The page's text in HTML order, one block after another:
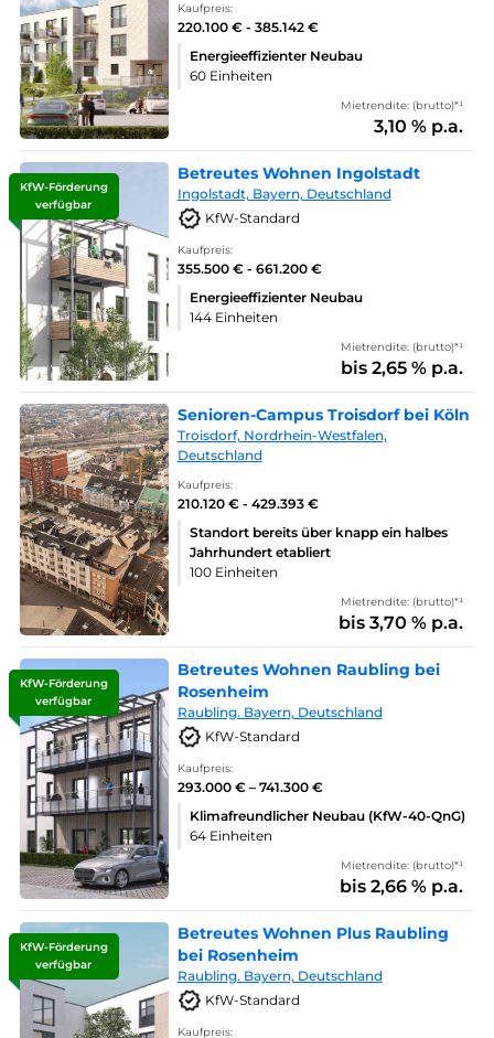
Kaufpreis:
220.100 € - 385.142 €
Energieeffizienter Neubau
60 Einheiten
Mietrendite: (brutto)*¹
3,10 % p.a.
KfW-Förderung
verfügbar
Betreutes Wohnen Ingolstadt
Ingolstadt, Bayern, Deutschland
KfW-Standard
Kaufpreis:
355.500 € - 661.200 €
Energieeffizienter Neubau
144 Einheiten
Mietrendite: (brutto)*¹
bis 2,65 % p.a.
Senioren-Campus Troisdorf bei Köln
Troisdorf, Nordrhein-Westfalen,
Deutschland
Kaufpreis:
210.120 € - 429.393 €
Standort bereits über knapp ein halbes
Jahrhundert etabliert
100 Einheiten
Mietrendite: (brutto)*¹
bis 3,70 % p.a.
KfW-Förderung
verfügbar
Betreutes Wohnen Raubling bei
Rosenheim
Raubling. Bayern, Deutschland
KfW-Standard
Kaufpreis:
293.000 € – 741.300 €
Klimafreundlicher Neubau (KfW-40-QnG)
64 Einheiten
Mietrendite: (brutto)*¹
bis 2,66 % p.a.
KfW-Förderung
verfügbar
Betreutes Wohnen Plus Raubling
bei Rosenheim
Raubling. Bayern, Deutschland
KfW-Standard
Kaufpreis: